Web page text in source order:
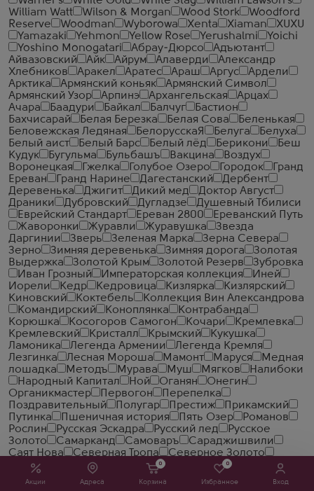
Акции Адреса
0
Корзина
0
Избранное Вход
William Watt
Wilson & Morgan Wood Stork
Woodford
Reserve
Woodman Wyborowa Xenta Xiaman
XUXU
Yamazaki
Yehmon Yellow Rose Yerushalmi
Yoichi
Yoshino Monogatari
Абрау-Дюрсо
Адъютант
Айвазовский
Айк Айрум Алаверди
Александр
Хлебников
Аракел Аратес Араш Аргус
Ардели
Арктика
Армянский коньяк
Армянский Символ
Армянский Узор
Арпинэ Архангельская
Арцах
Ачара
Баадури Байкал Балчуг
Бастион
Бахчисарай
Белая Березка Белая Сова
Беленькая
Беловежская Ледяная
БелорусскаЯ Белуга
Белуха
Белый аист
Белый Барс Белый лёд Берикони
Беш
Кудук
Бугульма Бульбашъ Вакцина
Воздух
Воронецкая
Гжелка Голубое Озеро Городок
Гранд
Ереван
Гранд Нарине Дагестанский
Дербент
Деревенька
Джигит Дикий мед
Доктор Август
Драники
Дубровский Дугладзе
Душевный Тбилиси
Еврейский Стандарт
Ереван 2800
Ереванский Путь
Жаворонки
Журавли Журавушка
Звезда
Даргинии
Зверь Зеленая Марка
Зерна Севера
Зерно
Зимняя деревенька Зимняя дорога
Золотая
Выдержка
Золотой Крым Золотой Резерв
Зубровка
Иван Грозный
Императорская коллекция
Иней
Иорели
Кедр Кедровица Кизлярка
Кизлярский
Киновский
Коктебель
Коллекция Вин Александрова
Командирский
Коноплянка
Контрабанда
Корюшка
Косогоров Самогон Кочари
Кремлевка
Кремлевский
Кристалл Крымский
Кукушка
Ламоника
Легенда Армении
Легенда Кремля
Лезгинка
Лесная Мороша Мамонт Маруся
Медная
лошадка
Методъ Мурава Муш Мягков
Налибоки
Народный Капитал
Ной Оганян
Онегин
Органикмастер
Первогон
Перепелка
Поздравительный
Полугар Престиж
Прикамский
Путинка
Пшеничная история Пять Озер
Романов
Рослин
Русская Эскадра Русский лед
Русское
Золото
Самарканд Самоваръ
Сараджишвили
Саят Нова
Северная Тропа
Северное Золото
Седой Кавказ
Седой Кизляр
Сейлорс Хоум
Славянский Трактир
Смирновъ
Сокровище Тифлиса